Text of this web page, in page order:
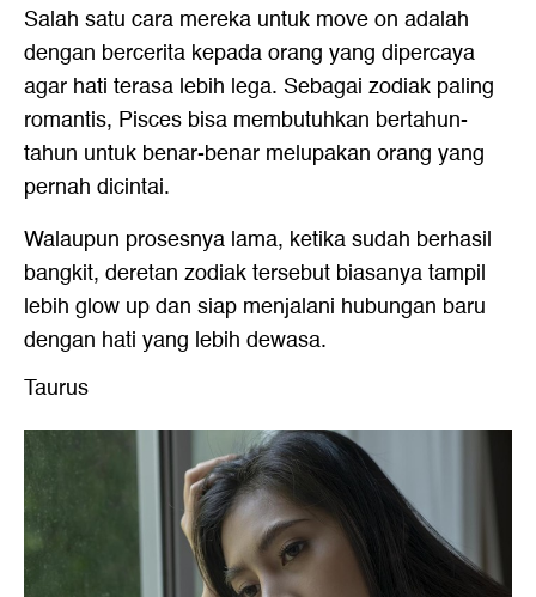
Salah satu cara mereka untuk move on adalah
dengan bercerita kepada orang yang dipercaya
agar hati terasa lebih lega. Sebagai zodiak paling
romantis, Pisces bisa membutuhkan bertahun-
tahun untuk benar-benar melupakan orang yang
pernah dicintai.
Walaupun prosesnya lama, ketika sudah berhasil
bangkit, deretan zodiak tersebut biasanya tampil
lebih glow up dan siap menjalani hubungan baru
dengan hati yang lebih dewasa.
Taurus